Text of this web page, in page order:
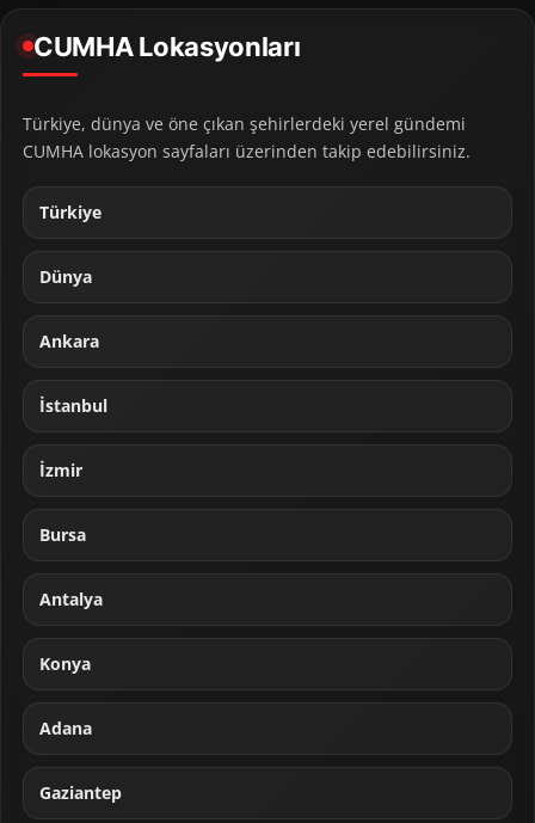
CUMHA Lokasyonları
Türkiye, dünya ve öne çıkan şehirlerdeki yerel gündemi
CUMHA lokasyon sayfaları üzerinden takip edebilirsiniz.
Türkiye
Dünya
Ankara
İstanbul
İzmir
Bursa
Antalya
Konya
Adana
Gaziantep